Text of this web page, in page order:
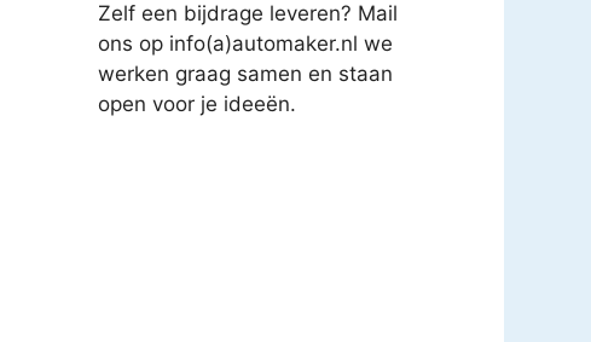
Zelf een bijdrage leveren? Mail
ons op info(a)automaker.nl we
werken graag samen en staan
open voor je ideeën.